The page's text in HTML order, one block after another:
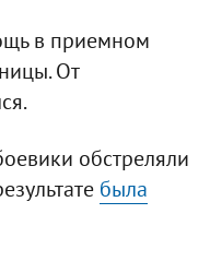
в приемном
От
обстреляли
была